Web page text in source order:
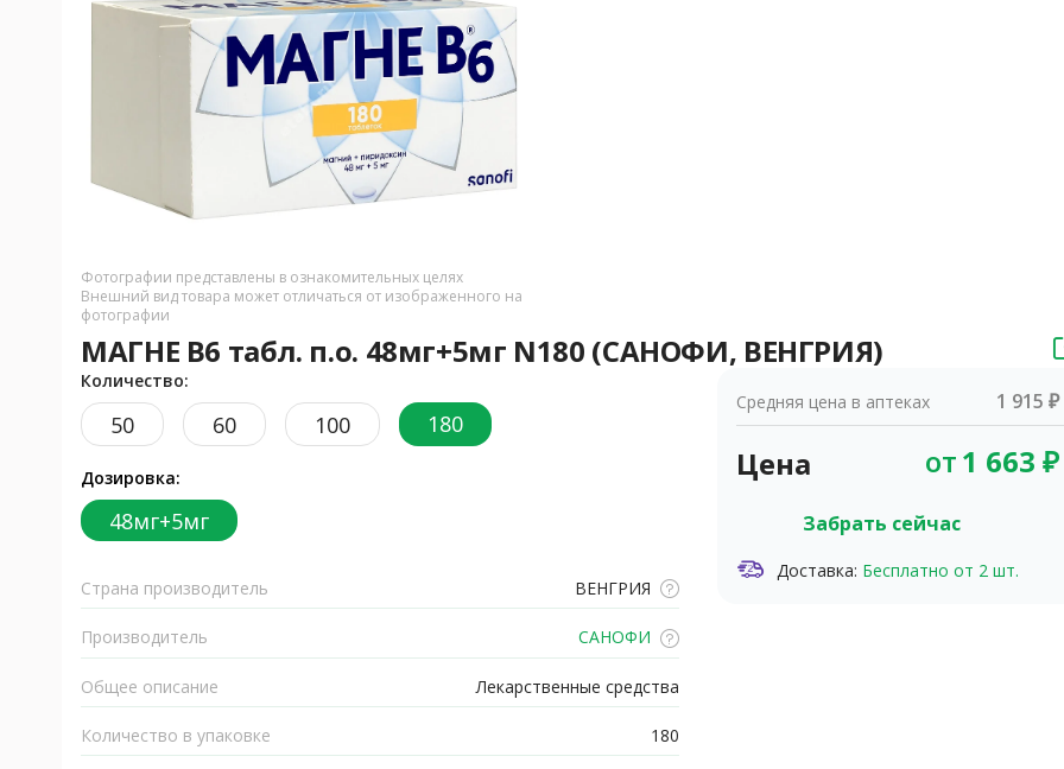
Фотографии представлены в ознакомительных целях
Внешний вид товара может отличаться от изображенного на
фотографии
МАГНЕ В6 табл. п.о. 48мг+5мг N180 (САНОФИ, ВЕНГРИЯ)
Количество:
50 60 100 180
Дозировка:
48мг+5мг
Страна производитель ВЕНГРИЯ
Производитель САНОФИ
Общее описание Лекарственные средства
Количество в упаковке 180
Средняя цена в аптеках 1 915 ₽
Цена от1 663 ₽
Забрать сейчас
Доставка: Бесплатно от 2 шт.